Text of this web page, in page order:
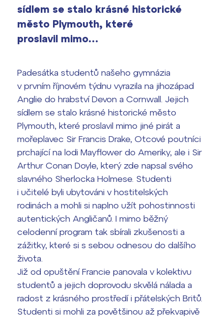
Výsledky 1. kola přijímacího řízení
2026/2027
Maturitní zkoušky
FOCUSing
Zahraniční stipendia
ČAG studentský
Maturitní témata
Pomoc! Mám problém!
Harmonogram školního roku
Termíny maturit
Bakaláři
Office 365
sídlem se stalo krásné historické
město Plymouth, které
proslavil mimo…
Padesátka studentů našeho gymnázia
v prvním říjnovém týdnu vyrazila na jihozápad
Anglie do hrabství Devon a Cornwall. Jejich
sídlem se stalo krásné historické město
Plymouth, které proslavil mimo jiné pirát a
mořeplavec Sir Francis Drake, Otcové poutníci
prchající na lodi Mayflower do Ameriky, ale i Sir
Arthur Conan Doyle, který zde napsal svého
slavného Sherlocka Holmese. Studenti
i učitelé byli ubytováni v hostitelských
rodinách a mohli si naplno užít pohostinnosti
autentických Angličanů. I mimo běžný
celodenní program tak sbírali zkušenosti a
zážitky, které si s sebou odnesou do dalšího
života.
Již od opuštění Francie panovala v kolektivu
studentů a jejich doprovodu skvělá nálada a
radost z krásného prostředí i přátelských Britů.
Studenti si mohli za povětšinou až překvapivě